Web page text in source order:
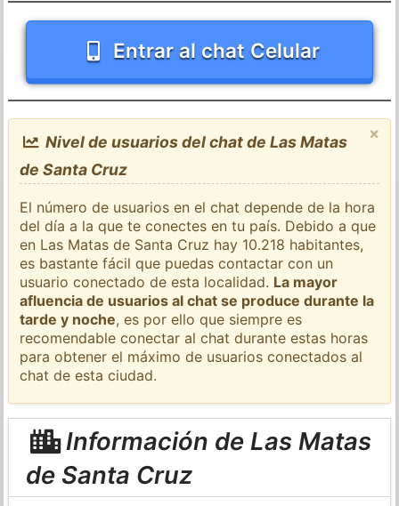
Entrar al chat Celular
×
Nivel de usuarios del chat de Las Matas
de Santa Cruz
El número de usuarios en el chat depende de la hora
del día a la que te conectes en tu país. Debido a que
en Las Matas de Santa Cruz hay 10.218 habitantes,
es bastante fácil que puedas contactar con un
usuario conectado de esta localidad. La mayor
afluencia de usuarios al chat se produce durante la
tarde y noche, es por ello que siempre es
recomendable conectar al chat durante estas horas
para obtener el máximo de usuarios conectados al
chat de esta ciudad.
Información de Las Matas
de Santa Cruz